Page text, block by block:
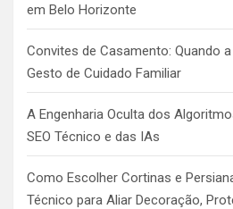
em Belo Horizonte
Convites de Casamento: Quando
Gesto de Cuidado Familiar
A Engenharia Oculta dos
SEO Técnico e das IAs
Como Escolher Cortinas e
Técnico para Aliar Decoração,